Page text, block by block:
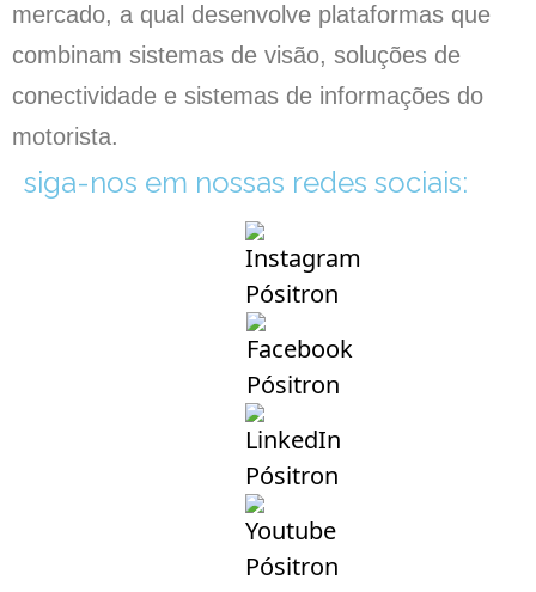
mercado, a qual desenvolve plataformas que
combinam sistemas de visão, soluções de
conectividade e sistemas de informações do
motorista.
siga-nos em nossas redes sociais: